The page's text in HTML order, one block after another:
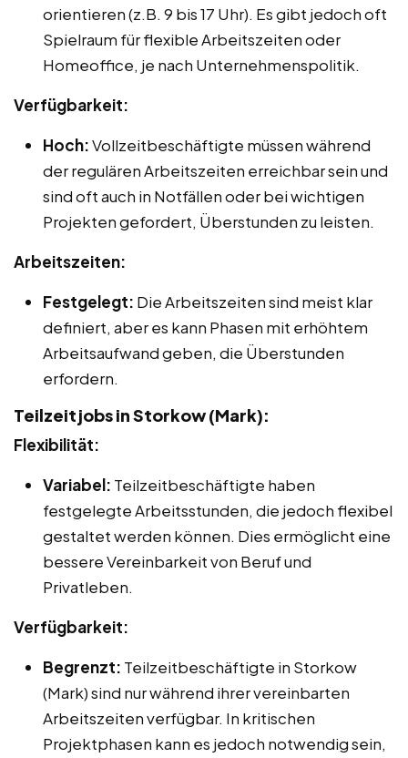
orientieren (z.B. 9 bis 17 Uhr). Es gibt jedoch oft
Spielraum für flexible Arbeitszeiten oder
Homeoffice, je nach Unternehmenspolitik.
Verfügbarkeit:
Hoch:Vollzeitbeschäftigte müssen während
der regulären Arbeitszeiten erreichbar sein und
sind oft auch in Notfällen oder bei wichtigen
Projekten gefordert, Überstunden zu leisten.
Arbeitszeiten:
Festgelegt: Die Arbeitszeiten sind meist klar
definiert, aber es kann Phasen mit erhöhtem
Arbeitsaufwand geben, die Überstunden
erfordern.
Teilzeitjobs in Storkow (Mark):
Flexibilität:
Variabel: Teilzeitbeschäftigte haben
festgelegte Arbeitsstunden, die jedoch flexibel
gestaltet werden können. Dies ermöglicht eine
bessere Vereinbarkeit von Beruf und
Privatleben.
Verfügbarkeit:
Begrenzt: Teilzeitbeschäftigte in Storkow
(Mark) sind nur während ihrer vereinbarten
Arbeitszeiten verfügbar. In kritischen
Projektphasen kann es jedoch notwendig sein,